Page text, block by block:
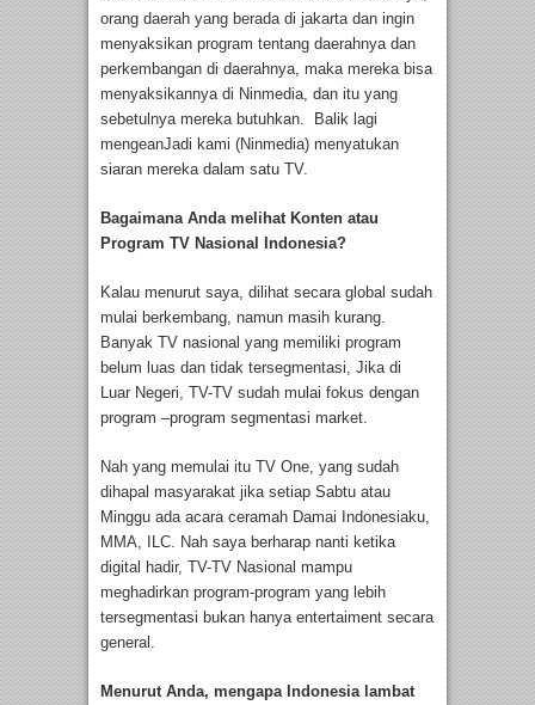
orang daerah yang berada di jakarta dan ingin
menyaksikan program tentang daerahnya dan
perkembangan di daerahnya, maka mereka bisa
menyaksikannya di Ninmedia, dan itu yang
sebetulnya mereka butuhkan. Balik lagi
mengeanJadi kami (Ninmedia) menyatukan
siaran mereka dalam satu TV.
Bagaimana Anda melihat Konten atau
Program TV Nasional Indonesia?
Kalau menurut saya, dilihat secara global sudah
mulai berkembang, namun masih kurang.
Banyak TV nasional yang memiliki program
belum luas dan tidak tersegmentasi, Jika di
Luar Negeri, TV-TV sudah mulai fokus dengan
program –program segmentasi market.
Nah yang memulai itu TV One, yang sudah
dihapal masyarakat jika setiap Sabtu atau
Minggu ada acara ceramah Damai Indonesiaku,
MMA, ILC. Nah saya berharap nanti ketika
digital hadir, TV-TV Nasional mampu
meghadirkan program-program yang lebih
tersegmentasi bukan hanya entertaiment secara
general.
Menurut Anda, mengapa Indonesia lambat